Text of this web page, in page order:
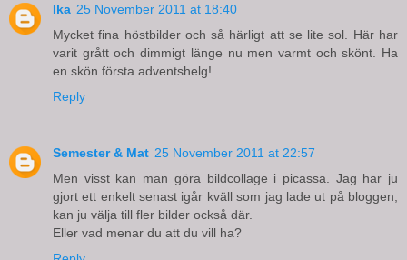
Ika 25 November 2011 at 18:40
Mycket fina höstbilder och så härligt att se lite sol. Här har
varit grått och dimmigt länge nu men varmt och skönt. Ha
en skön första adventshelg!
Reply
Semester & Mat 25 November 2011 at 22:57
Men visst kan man göra bildcollage i picassa. Jag har ju
gjort ett enkelt senast igår kväll som jag lade ut på bloggen,
kan ju välja till fler bilder också där.
Eller vad menar du att du vill ha?